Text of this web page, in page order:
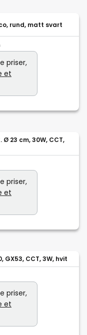
rund, matt svart
priser,
et
23 cm, 30W, CCT,
priser,
et
GX53, CCT, 3W, hvit
priser,
et